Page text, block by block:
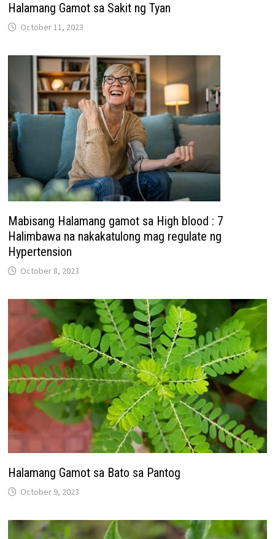
Halamang Gamot sa Sakit ng Tyan
October 11, 2023
Mabisang Halamang gamot sa High blood : 7
Halimbawa na nakakatulong mag regulate ng
Hypertension
October 8, 2023
Halamang Gamot sa Bato sa Pantog
October 9, 2023